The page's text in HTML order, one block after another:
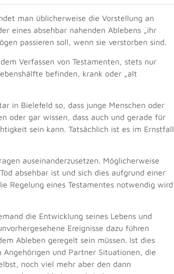
man üblicherweise die Vorstellung an
eines absehbar nahenden Ablebens „ihr
passieren soll, wenn sie verstorben sind.
Verfassen von Testamenten, stets nur
befinden, krank oder „alt
in Bielefeld so, dass junge Menschen oder
oder gar wissen, dass auch und gerade für
sein kann. Tatsächlich ist es im Ernstfall
auseinanderzusetzen. Möglicherweise
absehbar ist und sich dies aufgrund einer
Regelung eines Testamentes notwendig wird
die Entwicklung seines Lebens und
Ereignisse dazu führen
Ableben geregelt sein müssen. Ist dies
und Partner Situationen, die
noch viel mehr aber den dann